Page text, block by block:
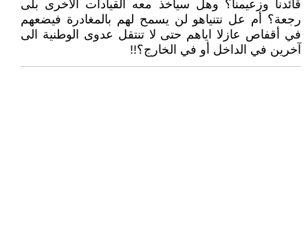
قائدنا وزعيمنا؟ وهل سيأخذ معه القيادات الاخرى بلى
رجعة؟ أم عل نتنياهو لن يسمح لهم بالمغادرة فيضعهم
في أقفاص عازلا اياهم حتى لا تنتقل عدوى الوطنية الى
آخرين في الداخل أو في الخارج؟!!